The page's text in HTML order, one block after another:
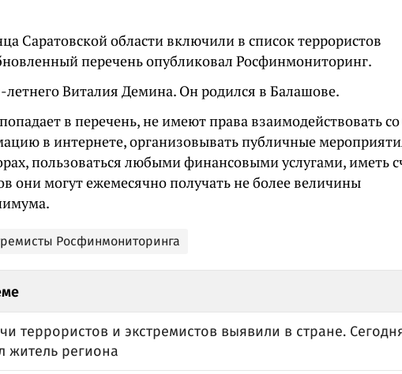
Саратовской области включили в список террористов
перечень опубликовал Росфинмониторинг.
летнего Виталия Демина. Он родился в Балашове.
в перечень, не имеют права взаимодействовать
в интернете, организовывать публичные
пользоваться любыми финансовыми услугами, иметь
они могут ежемесячно получать не более величины
Росфинмониторинга
террористов и экстремистов выявили в стране.
житель региона